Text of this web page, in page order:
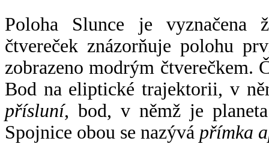
Poloha Slunce je vyznačena
čtvereček znázorňuje polohu
zobrazeno modrým čtverečkem.
Bod na eliptické trajektorii, v
přísluní, bod, v němž je
Spojnice obou se nazývá přímka